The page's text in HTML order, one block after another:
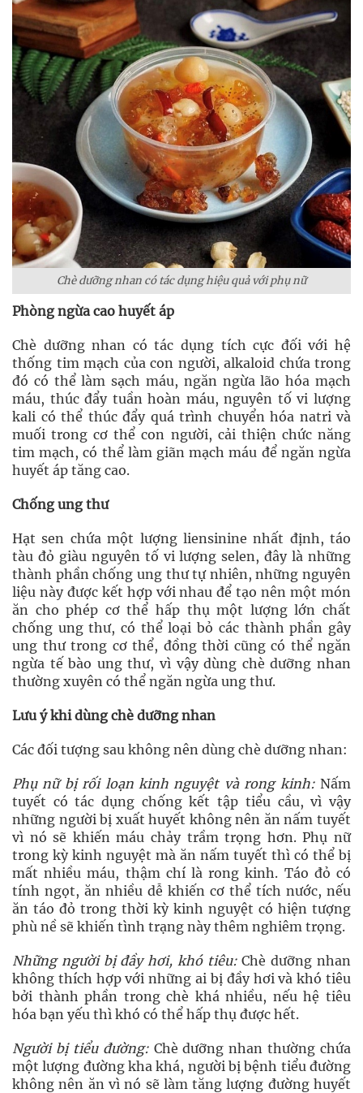
Chè dưỡng nhan có tác dụng hiệu quả với phụ nữ
Phòng ngừa cao huyết áp
Chè dưỡng nhan có tác dụng tích cực đối với hệ
thống tim mạch của con người, alkaloid chứa trong
đó có thể làm sạch máu, ngăn ngừa lão hóa mạch
máu, thúc đẩy tuần hoàn máu, nguyên tố vi lượng
kali có thể thúc đẩy quá trình chuyển hóa natri và
muối trong cơ thể con người, cải thiện chức năng
tim mạch, có thể làm giãn mạch máu để ngăn ngừa
huyết áp tăng cao.
Chống ung thư
Hạt sen chứa một lượng liensinine nhất định, táo
tàu đỏ giàu nguyên tố vi lượng selen, đây là những
thành phần chống ung thư tự nhiên, những nguyên
liệu này được kết hợp với nhau để tạo nên một món
ăn cho phép cơ thể hấp thụ một lượng lớn chất
chống ung thư, có thể loại bỏ các thành phần gây
ung thư trong cơ thể, đồng thời cũng có thể ngăn
ngừa tế bào ung thư, vì vậy dùng chè dưỡng nhan
thường xuyên có thể ngăn ngừa ung thư.
Lưu ý khi dùng chè dưỡng nhan
Các đối tượng sau không nên dùng chè dưỡng nhan:
Phụ nữ bị rối loạn kinh nguyệt và rong kinh: Nấm
tuyết có tác dụng chống kết tập tiểu cầu, vì vậy
những người bị xuất huyết không nên ăn nấm tuyết
vì nó sẽ khiến máu chảy trầm trọng hơn. Phụ nữ
trong kỳ kinh nguyệt mà ăn nấm tuyết thì có thể bị
mất nhiều máu, thậm chí là rong kinh. Táo đỏ có
tính ngọt, ăn nhiều dễ khiến cơ thể tích nước, nếu
ăn táo đỏ trong thời kỳ kinh nguyệt có hiện tượng
phù nề sẽ khiến tình trạng này thêm nghiêm trọng.
Những người bị đầy hơi, khó tiêu:Chè dưỡng nhan
không thích hợp với những ai bị đầy hơi và khó tiêu
bởi thành phần trong chè khá nhiều, nếu hệ tiêu
hóa bạn yếu thì khó có thể hấp thụ được hết.
Người bị tiểu đường: Chè dưỡng nhan thường chứa
một lượng đường kha khá, người bị bệnh tiểu đường
không nên ăn vì nó sẽ làm tăng lượng đường huyết